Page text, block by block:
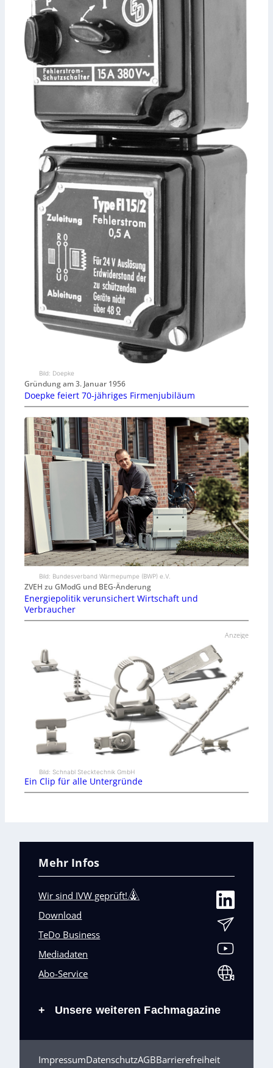
Bild: Doepke
Gründung am 3. Januar 1956
Doepke feiert 70-jähriges Firmenjubiläum
Bild: Bundesverband Wärmepumpe (BWP) e.V.
ZVEH zu GModG und BEG-Änderung
Energiepolitik verunsichert Wirtschaft und
Verbraucher
Anzeige
Bild: Schnabl Stecktechnik GmbH
Ein Clip für alle Untergründe
Mehr Infos
Wir sind IVW geprüft!
Download
TeDo Business
Mediadaten
Abo-Service
+ Unsere weiteren Fachmagazine
ImpressumDatenschutzAGBBarrierefreiheit